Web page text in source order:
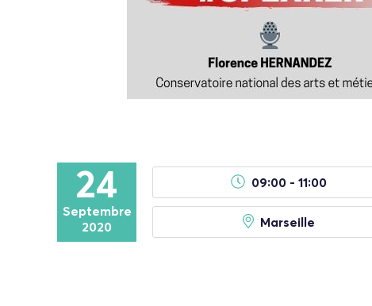
24
Septembre
2020
09:00 - 11:00
Marseille